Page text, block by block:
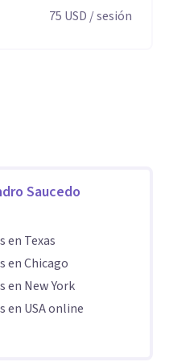
y duraderos en
Si crees que es
75 USD / sesión
Saucedo
en Texas
en Chicago
en New York
en USA online